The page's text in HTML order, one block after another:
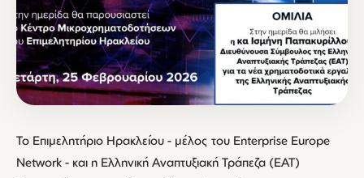
Το Επιμελητήριο Ηρακλείου - μέλος του Enterprise Europe
Network - και η Ελληνική Αναπτυξιακή Τράπεζα (ΕΑΤ)